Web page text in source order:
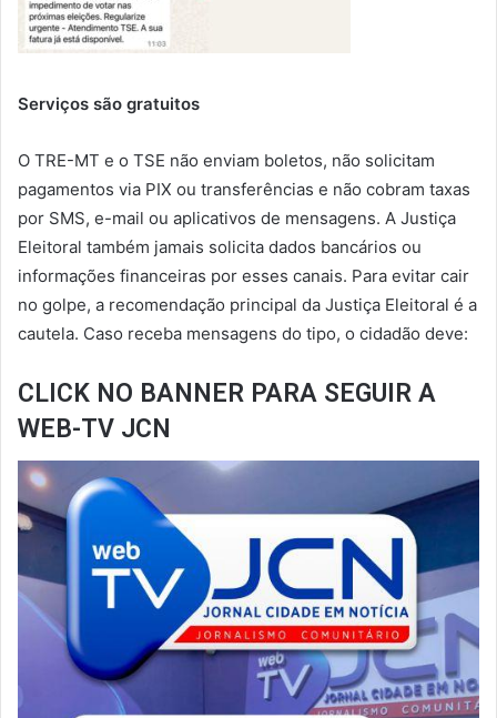
Serviços são gratuitos
O TRE-MT e o TSE não enviam boletos, não solicitam
pagamentos via PIX ou transferências e não cobram taxas
por SMS, e-mail ou aplicativos de mensagens. A Justiça
Eleitoral também jamais solicita dados bancários ou
informações financeiras por esses canais. Para evitar cair
no golpe, a recomendação principal da Justiça Eleitoral é a
cautela. Caso receba mensagens do tipo, o cidadão deve:
CLICK NO BANNER PARA SEGUIR A
WEB-TV JCN